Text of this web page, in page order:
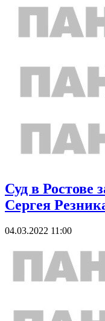
Суд в Ростове
Сергея
04.03.2022 11:00